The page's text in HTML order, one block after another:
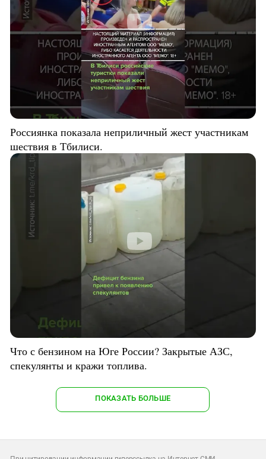
Россиянка показала неприличный жест участникам
шествия в Тбилиси.
Что с бензином на Юге России? Закрытые АЗС,
спекулянты и кражи топлива.
ПОКАЗАТЬ БОЛЬШЕ